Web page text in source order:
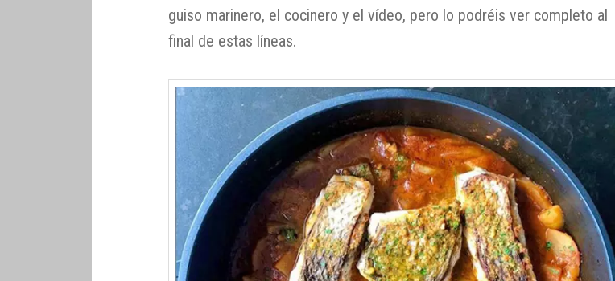
guiso marinero, el cocinero y el vídeo, pero lo podréis ver completo al
final de estas líneas.